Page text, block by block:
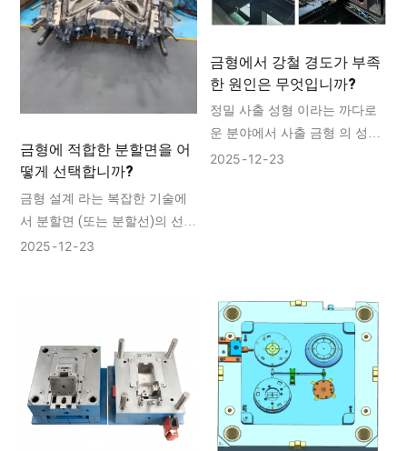
금형에 적합한 분할면을 어
떻게 선택합니까?
금형 설계 라는 복잡한 기술에
서 분할면 (또는 분할선)의 선택
만큼 중요한 결정은 거의 없습
니다. 분할면의 위치는 부품의
성형 및 배출 방식뿐만 아니라
금형의 복잡성, 비용, 그리고 최
종 플라스틱 부품의 품질에도
영향을 미칩니다.
2025 12 23
금형에서 강철 경도가 부족
한 원인은 무엇입니까?
정밀 사출 성형 이라는 까다로
운 분야에서 사출 금형 의 성능
과 수명은 금형강의 경도 에 근
2025 12 23